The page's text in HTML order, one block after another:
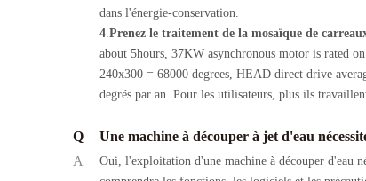
dans l'énergie-conservation.
4.Prenez le traitement de la mosaïque de
about 5hours, 37KW asynchronous motor is rated
240x300 = 68000 degrees, HEAD direct drive
degrés par an. Pour les utilisateurs, plus ils
Q
Une machine à découper à jet d'eau
A
Oui, l'exploitation d'une machine à découper d'eau